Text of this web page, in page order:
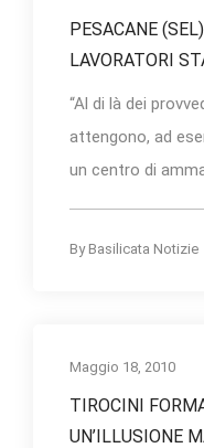
PESACANE
LAVORATORI
“Al di là dei
attengono, ad
un centro di
By Basilicata Notizie
Maggio 18, 2010
TIROCINI
UN’ILLUSIONE